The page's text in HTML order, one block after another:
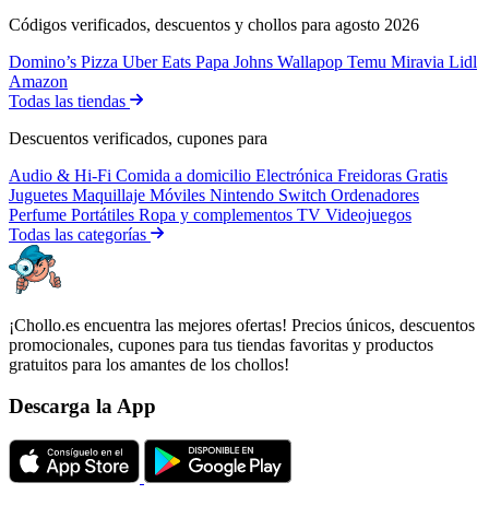
Códigos verificados, descuentos y chollos para agosto 2026
Domino’s Pizza Uber Eats Papa Johns Wallapop Temu Miravia Lidl
Amazon
Todas las tiendas
Descuentos verificados, cupones para
Audio & Hi-Fi Comida a domicilio Electrónica Freidoras Gratis
Juguetes Maquillaje Móviles Nintendo Switch Ordenadores
Perfume Portátiles Ropa y complementos TV Videojuegos
Todas las categorías
¡Chollo.es encuentra las mejores ofertas! Precios únicos, descuentos
promocionales, cupones para tus tiendas favoritas y productos
gratuitos para los amantes de los chollos!
Descarga la App